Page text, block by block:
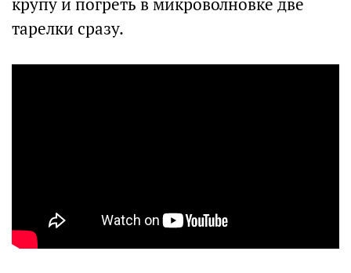
крупу и погреть в микроволновке две
тарелки сразу.